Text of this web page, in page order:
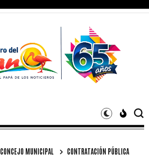
CONCEJO MUNICIPAL CONTRATACIÓN PÚBLICA